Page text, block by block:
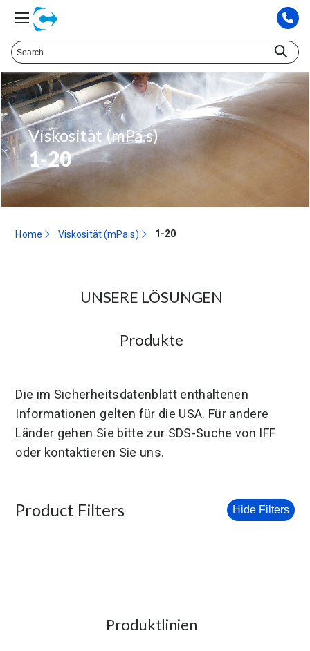
Viskosität (mPa.s)
1-20
Home Viskosität (mPa.s) 1-20
UNSERE LÖSUNGEN
Produkte
Die im Sicherheitsdatenblatt enthaltenen
Informationen gelten für die USA. Für andere
Länder gehen Sie bitte zur SDS-Suche von IFF
oder kontaktieren Sie uns.
Product Filters Hide Filters
Produktlinien